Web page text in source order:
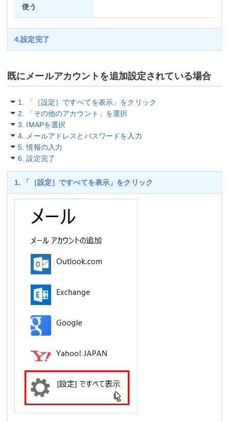
使う
4.設定完了
既にメールアカウントを追加設定されている場合
1. 「［設定］ですべてを表示」をクリック
2. 「その他のアカウント」を選択
3. IMAPを選択
4. メールアドレスとパスワードを入力
5. 情報の入力
6. 設定完了
1. 「［設定］ですべてを表示」をクリック